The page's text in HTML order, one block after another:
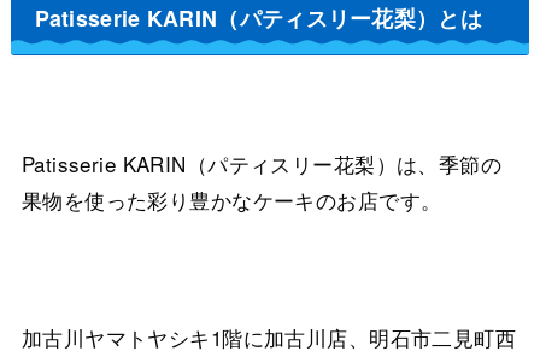
Patisserie KARIN（パティスリー花梨）とは
Patisserie KARIN（パティスリー花梨）は、季節の
果物を使った彩り豊かなケーキのお店です。
加古川ヤマトヤシキ1階に加古川店、明石市二見町西